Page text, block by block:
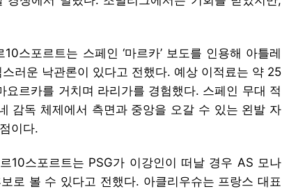
스포르트는 스페인 ‘마르카’ 보도를 인용해 아틀레
러운 낙관론이 있다고 전했다. 예상 이적료는 약 25
르카를 거치며 라리가를 경험했다. 스페인 무대 적
감독 체제에서 측면과 중앙을 오갈 수 있는 왼발 자
이다.
10스포르트는 PSG가 이강인이 떠날 경우 AS 모나
로 볼 수 있다고 전했다. 아클리우슈는 프랑스 대표